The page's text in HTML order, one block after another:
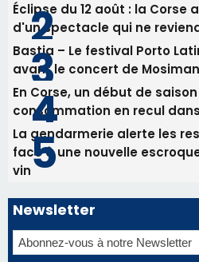
Éclipse du 12 août : la Corse
d'un spectacle qui ne
Bastia – Le festival Porto
avant le concert de
En Corse, un début de
consommation en recul
La gendarmerie alerte les
face à une nouvelle
vin
Newsletter